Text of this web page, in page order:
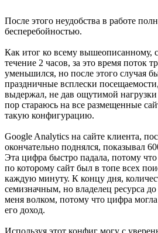
После этого неудобства в работе
бесперебойностью.
Как итог ко всему вышеописанному,
течение 2 часов, за это время поток
уменьшился, но после этого случая
праздничные всплески
выдержал, не дав ощутимой
пор стараюсь на все размещенные
такую конфигурацию.
Google Analytics на сайте клиента,
окончательно поднялся, показывал
Эта цифра быстро падала, потому что
по которому сайт был в топе всех
каждую минуту. К концу дня,
семизначным, но владелец ресурса
меня волком, потому что цифра
его доход.
Используя этот конфиг могу с